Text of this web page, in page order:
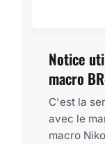
Notice
macro
C'est la
avec le
macro